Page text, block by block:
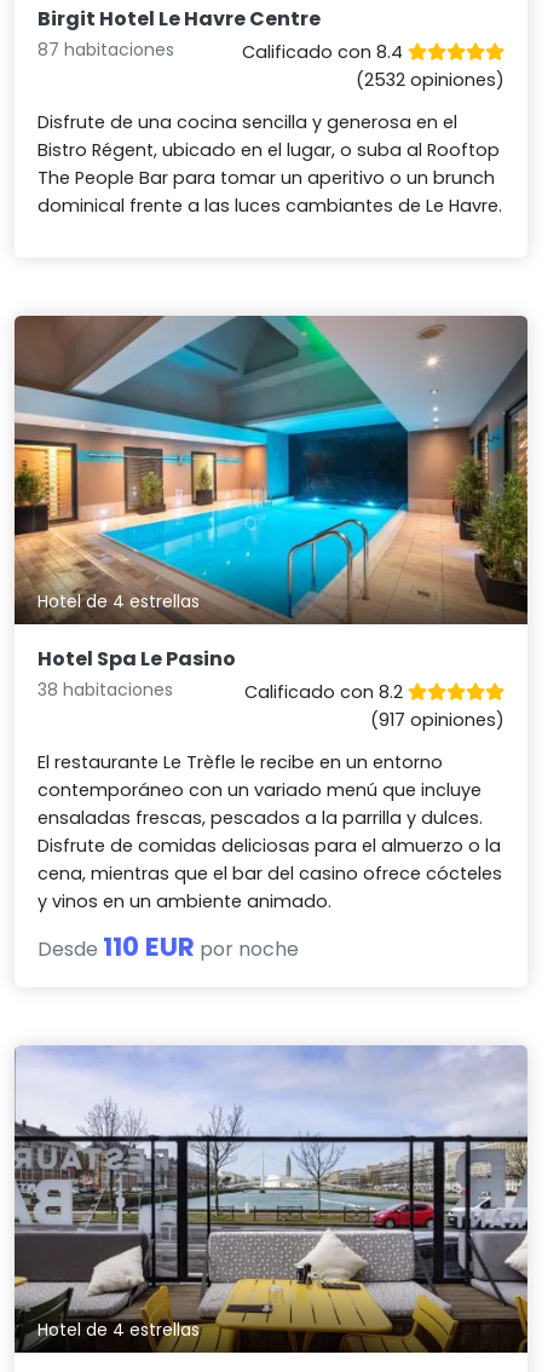
Birgit Hotel Le Havre Centre
87 habitaciones
Calificado con 8.4
(2532 opiniones)
Disfrute de una cocina sencilla y generosa en el
Bistro Régent, ubicado en el lugar, o suba al Rooftop
The People Bar para tomar un aperitivo o un brunch
dominical frente a las luces cambiantes de Le Havre.
Hotel de 4 estrellas
Hotel Spa Le Pasino
38 habitaciones
Calificado con 8.2
(917 opiniones)
El restaurante Le Trèfle le recibe en un entorno
contemporáneo con un variado menú que incluye
ensaladas frescas, pescados a la parrilla y dulces.
Disfrute de comidas deliciosas para el almuerzo o la
cena, mientras que el bar del casino ofrece cócteles
y vinos en un ambiente animado.
Desde 110 EUR por noche
Hotel de 4 estrellas